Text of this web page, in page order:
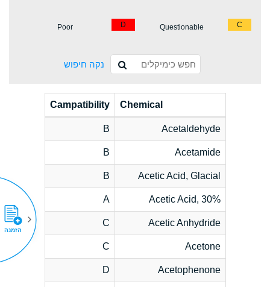
C
Questionable
D
Poor
נקה חיפוש
Chemical
Campatibility
Acetaldehyde
B
Acetamide
B
Acetic Acid, Glacial
B
Acetic Acid, 30%
A
Acetic Anhydride
C
Acetone
C
Acetophenone
D
הזמנה